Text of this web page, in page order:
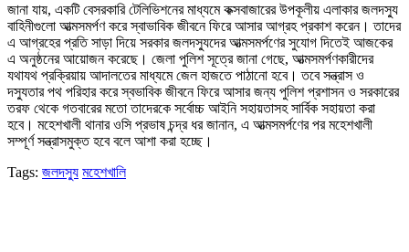
জানা যায়, একটি বেসরকারি টেলিভিশনের মাধ্যমে কক্সবাজারের উপকূলীয় এলাকার জলদস্যু
বাহিনীগুলো আত্মসমর্পণ করে স্বাভাবিক জীবনে ফিরে আসার আগ্রহ প্রকাশ করেন। তাদের
এ আগ্রহের প্রতি সাড়া দিয়ে সরকার জলদস্যুদের আত্মসমর্পণের সুযোগ দিতেই আজকের
এ অনুষ্ঠনের আয়োজন করেছে। জেলা পুলিশ সূত্রে জানা গেছে, আত্মসমর্পণকারীদের
যথাযথ প্রক্রিয়ায় আদালতের মাধ্যমে জেল হাজতে পাঠানো হবে। তবে সন্ত্রাস ও
দস্যুতার পথ পরিহার করে স্বভাবিক জীবনে ফিরে আসার জন্য পুলিশ প্রশাসন ও সরকারের
তরফ থেকে গতবারের মতো তাদেরকে সর্বোচ্চ আইনি সহায়তাসহ সার্বিক সহায়তা করা
হবে। মহেশখালী থানার ওসি প্রভাষ চন্দ্র ধর জানান, এ আত্মসমর্পণের পর মহেশখালী
সম্পূর্ণ সন্ত্রাসমুক্ত হবে বলে আশা করা হচ্ছে।
Tags: জলদস্যু মহেশখালি